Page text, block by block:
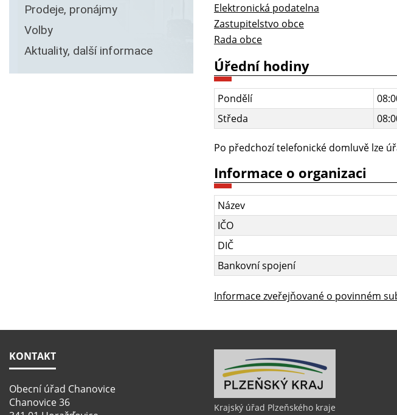
Prodeje, pronájmy
Volby
Aktuality, další informace
Elektronická podatelna
Zastupitelstvo obce
Rada obce
Úřední hodiny
Pondělí
Středa
Po předchozí telefonické domluvě lze
Informace o organizaci
Název
IČO
DIČ
Bankovní spojení
Informace zveřejňované o povinném
KONTAKT
Obecní úřad Chanovice
Chanovice 36
Krajský úřad Plzeňského kraje